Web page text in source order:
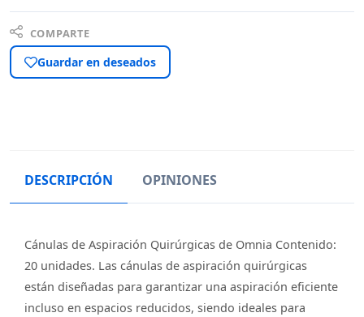
COMPARTE
Guardar en deseados
DESCRIPCIÓN OPINIONES
Cánulas de Aspiración Quirúrgicas de Omnia Contenido:
20 unidades. Las cánulas de aspiración quirúrgicas
están diseñadas para garantizar una aspiración eficiente
incluso en espacios reducidos, siendo ideales para